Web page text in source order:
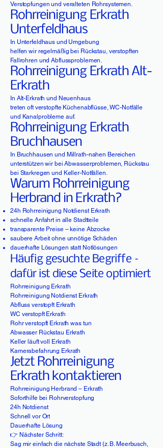
Verstopfungen und veralteten Rohrsystemen.
Rohrreinigung Erkrath
Unterfeldhaus
In Unterfeldhaus und Umgebung
helfen wir regelmäßig bei Rückstau, verstopften
Fallrohren und Abflussproblemen.
Rohrreinigung Erkrath Alt-
Erkrath
In Alt-Erkrath und Neuenhaus
treten oft verstopfte Küchenabflüsse, WC-Notfälle
und Kanalprobleme auf.
Rohrreinigung Erkrath
Bruchhausen
In Bruchhausen und Millrath-nahen Bereichen
unterstützen wir bei Abwasserproblemen, Rückstau
bei Starkregen und Keller-Notfällen.
Warum Rohrreinigung
Herbrand in Erkrath?
24h Rohrreinigung Notdienst Erkrath
schnelle Anfahrt in alle Stadtteile
transparente Preise – keine Abzocke
saubere Arbeit ohne unnötige Schäden
dauerhafte Lösungen statt Notlösungen
Häufig gesuchte Begriffe –
dafür ist diese Seite optimiert
Rohrreinigung Erkrath
Rohrreinigung Notdienst Erkrath
Abfluss verstopft Erkrath
WC verstopft Erkrath
Rohr verstopft Erkrath was tun
Abwasser Rückstau Erkrath
Keller läuft voll Erkrath
Kamerabefahrung Erkrath
Jetzt Rohrreinigung
Erkrath kontaktieren
Rohrreinigung Herbrand – Erkrath
Soforthilfe bei Rohrverstopfung
24h Notdienst
Schnell vor Ort
Dauerhafte Lösung
👉 Nächster Schritt:
Sag mir einfach die nächste Stadt (z. B. Meerbusch,